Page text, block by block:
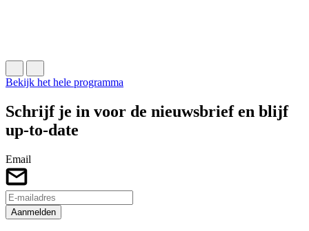
Bekijk het hele programma
Schrijf je in voor de nieuwsbrief en blijf
up-to-date
Email
Aanmelden